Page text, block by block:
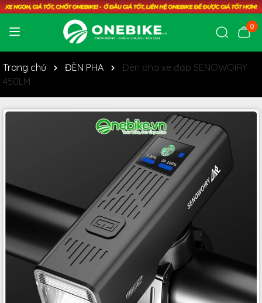
0
Trang chủ ĐÈN PHA
Đèn pha xe đạp SENOWOIRY
450LM